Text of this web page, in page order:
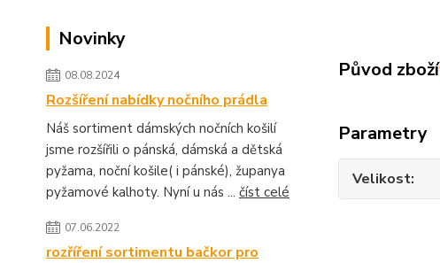
Novinky
08.08.2024
Rozšíření nabídky nočního prádla
Náš sortiment dámských nočních košilí
jsme rozšířili o pánská, dámská a dětská
pyžama, noční košile( i pánské), županya
pyžamové kalhoty. Nyní u nás ... číst celé
07.06.2022
rozříření sortimentu bačkor pro
Původ zboží
Parametry
Velikost